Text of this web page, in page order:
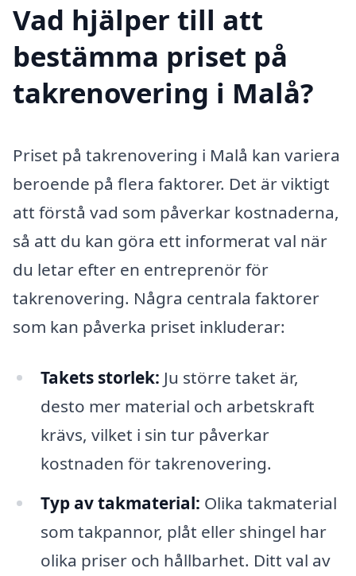
Vad hjälper till att
bestämma priset på
takrenovering i Malå?
Priset på takrenovering i Malå kan variera
beroende på flera faktorer. Det är viktigt
att förstå vad som påverkar kostnaderna,
så att du kan göra ett informerat val när
du letar efter en entreprenör för
takrenovering. Några centrala faktorer
som kan påverka priset inkluderar:
Takets storlek: Ju större taket är,
desto mer material och arbetskraft
krävs, vilket i sin tur påverkar
kostnaden för takrenovering.
Typ av takmaterial: Olika takmaterial
som takpannor, plåt eller shingel har
olika priser och hållbarhet. Ditt val av